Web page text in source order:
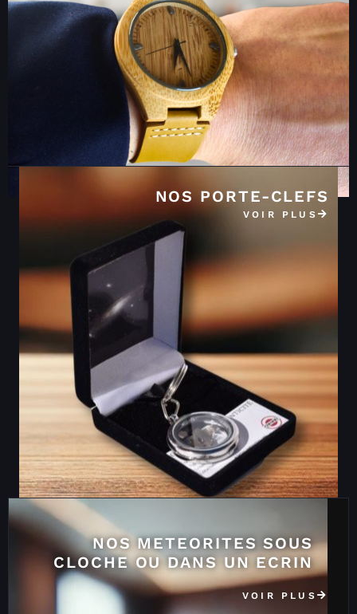
NOS PORTE-CLEFS
VOIR PLUS
NOS METEORITES SOUS
CLOCHE OU DANS UN ECRIN
VOIR PLUS